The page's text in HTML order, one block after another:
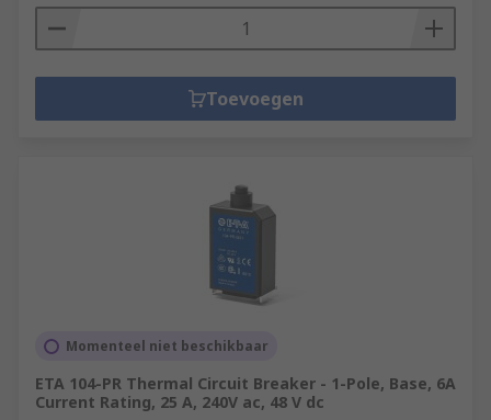
Toevoegen
Momenteel niet beschikbaar
ETA 104-PR Thermal Circuit Breaker - 1-Pole, Base, 6A
Current Rating, 25 A, 240V ac, 48 V dc